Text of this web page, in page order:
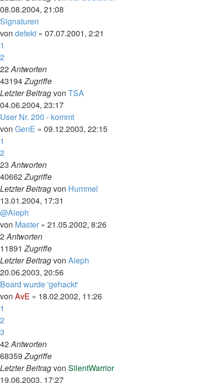
08.08.2004, 21:08
Signaturen
von defekt » 07.07.2001, 2:21
1
2
22Antworten
43194Zugriffe
Letzter Beitragvon TSA
04.06.2004, 23:17
User Nr. 200 - kommt
von GenE » 09.12.2003, 22:15
1
2
23Antworten
40662Zugriffe
Letzter Beitragvon Hummel
13.01.2004, 17:31
@Aleph
von Master » 21.05.2002, 8:26
2Antworten
11891Zugriffe
Letzter Beitragvon Aleph
20.06.2003, 20:56
Board wurde 'gehackt'
von AvE » 18.02.2002, 11:26
1
2
3
42Antworten
68359Zugriffe
Letzter Beitragvon SilentWarrior
19.06.2003, 17:27